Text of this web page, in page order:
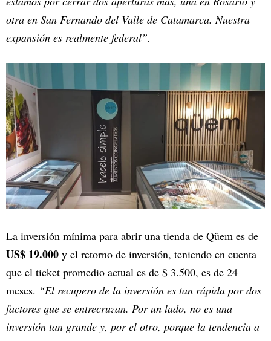
otra en San Fernando del Valle de Catamarca. Nuestra
expansión es realmente federal”.
La inversión mínima para abrir una tienda de Qüem es de
US$ 19.000 y el retorno de inversión, teniendo en cuenta
que el ticket promedio actual es de $ 3.500, es de 24
meses. “El recupero de la inversión es tan rápida por dos
factores que se entrecruzan. Por un lado, no es una
inversión tan grande y, por el otro, porque la tendencia a